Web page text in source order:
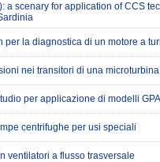
a scenary for application of CCS
per la diagnostica di un motore a
nei transitori di una
per applicazione di modelli GPA
centrifughe per usi speciali
ventilatori a flusso trasversale